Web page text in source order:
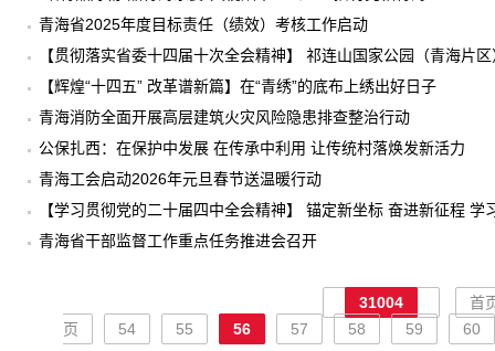
青海省2025年度目标责任（绩效）考核工作启动
【贯彻落实省委十四届十次全会精神】 祁连山国家公园（青海片
【辉煌“十四五” 改革谱新篇】在“青绣”的底布上绣出好日子
青海消防全面开展高层建筑火灾风险隐患排查整治行动
公保扎西：在保护中发展 在传承中利用 让传统村落焕发新活力
青海工会启动2026年元旦春节送温暖行动
【学习贯彻党的二十届四中全会精神】 锚定新坐标 奋进新征程
团开展宣讲活动
青海省干部监督工作重点任务推进会召开
31004
首
页
54 55 56 57 58 59 60